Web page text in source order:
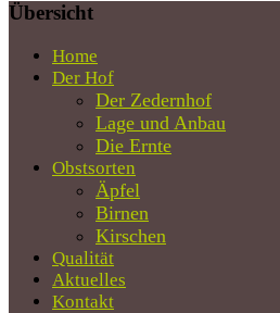
Übersicht
Home
Der Hof
Der Zedernhof
Lage und Anbau
Die Ernte
Obstsorten
Äpfel
Birnen
Kirschen
Qualität
Aktuelles
Kontakt